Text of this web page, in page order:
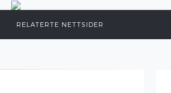
RELATERTE NETTSIDER